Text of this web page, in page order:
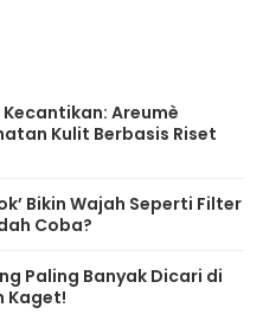
Areumè
Kulit Berbasis Riset
Bikin Wajah Seperti Filter
Coba?
Paling Banyak Dicari di
Kaget!